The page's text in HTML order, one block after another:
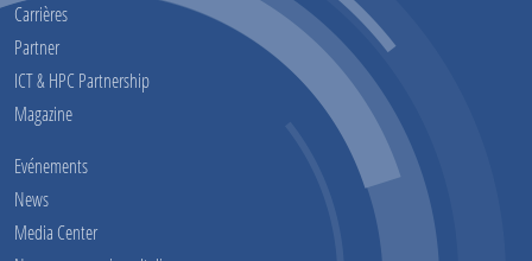
Carrières
Partner
ICT & HPC Partnership
Magazine
Evénements
News
Media Center